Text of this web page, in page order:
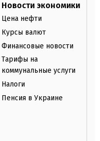
Новости экономики
Цена нефти
Курсы валют
Финансовые новости
Тарифы на
коммунальные услуги
Налоги
Пенсия в Украине